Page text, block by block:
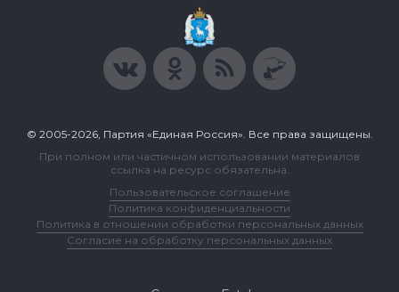
© 2005-2026, Партия «Единая Россия». Все права защищены.
При полном или частичном использовании материалов
ссылка на ресурс обязательна.
Пользовательское соглашение
Политика конфиденциальности
Политика в отношении обработки персональных данных
Согласие на обработку персональных данных